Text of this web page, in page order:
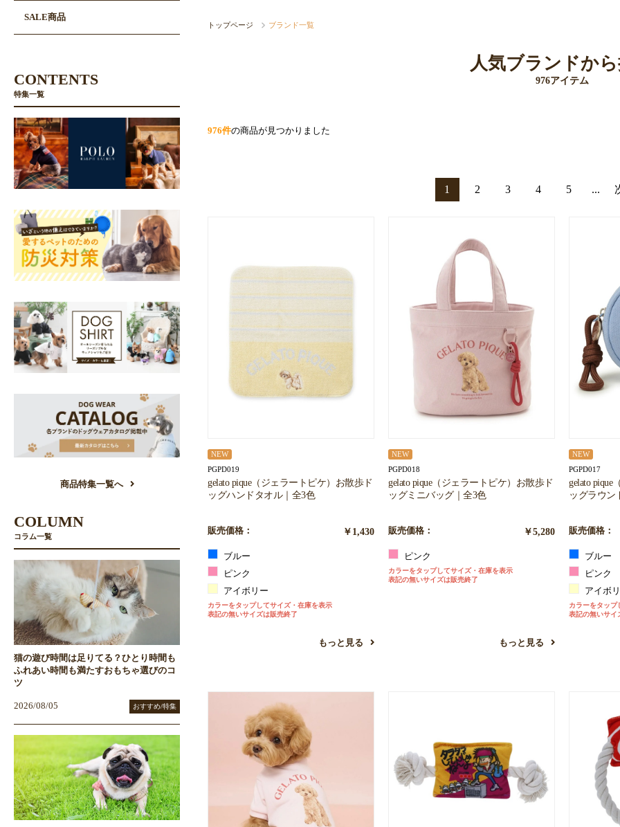
トップページ ブランド一覧
人気ブランドか
976アイテム
976件の商品が見つかりました
1 2 3 4 5 ...
NEW
PGPD019
gelato pique（ジェラートピケ）お散歩ド
ッグハンドタオル｜全3色
販売価格： ￥1,430
ブルー
ピンク
アイボリー
カラーをタップしてサイズ・在庫を表示
表記の無いサイズは販売終了
もっと見る
NEW
PGPD018
gelato pique（ジェラートピケ）お散歩ド
ッグミニバッグ｜全3色
販売価格： ￥5,280
ピンク
カラーをタップしてサイズ・在庫を表示
表記の無いサイズは販売終了
もっと見る
NEW
PGPD017
gelato
ッグラウン
販売価格：
ブルー
ピンク
アイボ
カラーをタップ
表記の無いサイ
SALE商品
CONTENTS
特集一覧
商品特集一覧へ
COLUMN
コラム一覧
猫の遊び時間は足りてる？ひとり時間も
ふれあい時間も満たすおもちゃ選びのコ
ツ
2026/08/05 おすすめ/特集